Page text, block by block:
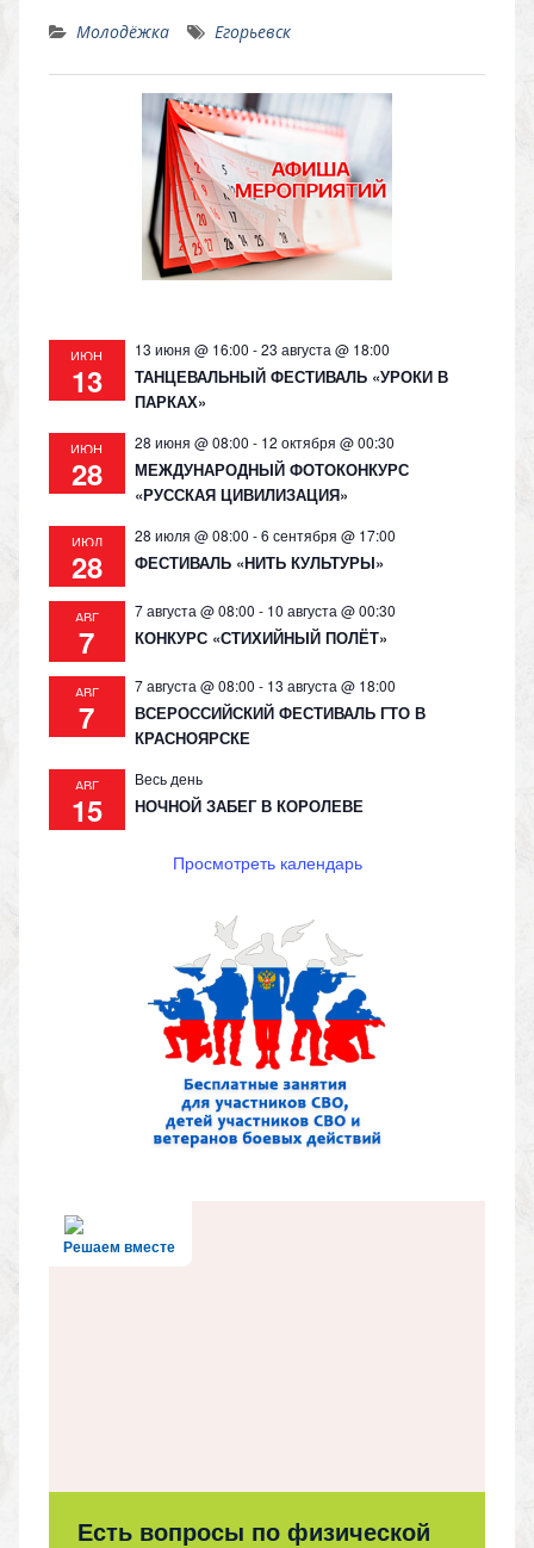
n
o
kl
as
s
ni
ki
el
e
gr
a
m
at
s
A
p
p
p
y
Li
n
k
Молодёжка Егорьевск
ИЮН
13
13 июня @ 16:00 -23 августа @ 18:00
ТАНЦЕВАЛЬНЫЙ ФЕСТИВАЛЬ «УРОКИ В
ПАРКАХ»
ИЮН
28
28 июня @ 08:00 - 12 октября @ 00:30
МЕЖДУНАРОДНЫЙ ФОТОКОНКУРС
«РУССКАЯ ЦИВИЛИЗАЦИЯ»
ИЮЛ
28
28 июля @ 08:00 -6 сентября @ 17:00
ФЕСТИВАЛЬ «НИТЬ КУЛЬТУРЫ»
АВГ
7
7 августа @ 08:00 - 10 августа @ 00:30
КОНКУРС «СТИХИЙНЫЙ ПОЛЁТ»
АВГ
7
7 августа @ 08:00 - 13 августа @ 18:00
ВСЕРОССИЙСКИЙ ФЕСТИВАЛЬ ГТО В
КРАСНОЯРСКЕ
АВГ
15
Весь день
НОЧНОЙ ЗАБЕГ В КОРОЛЕВЕ
Просмотреть календарь
Решаем вместе
Есть вопросы по физической